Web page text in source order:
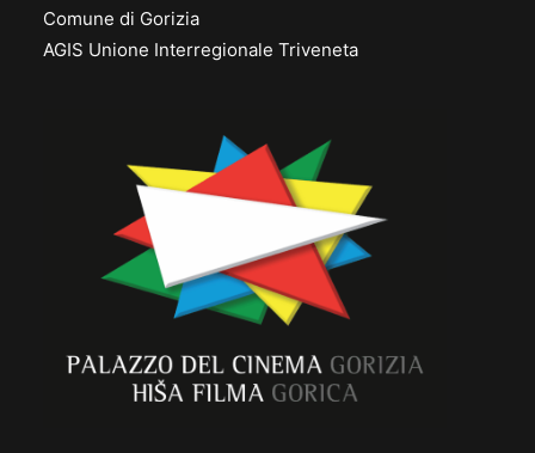
Comune di Gorizia
AGIS Unione Interregionale Triveneta